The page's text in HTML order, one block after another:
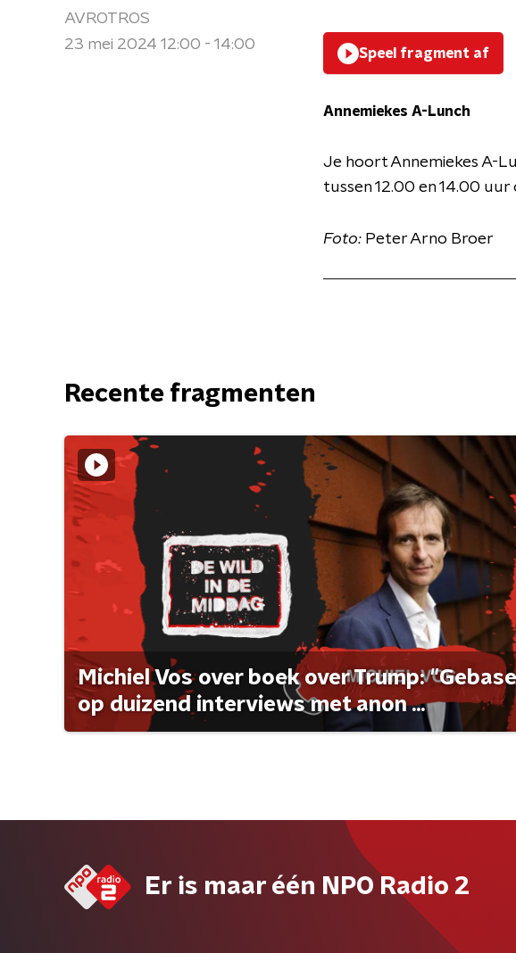
AVROTROS
23 mei 2024 12:00 - 14:00
Speel fragment af
Annemiekes A-Lunch
Je hoort Annemiekes A-
tussen 12.00 en 14.00 uur
Foto: Peter Arno Broer
Recente fragmenten
Michiel Vos over boek over Trump:
op duizend interviews met anon ...
Er is maar één NPO Radio 2